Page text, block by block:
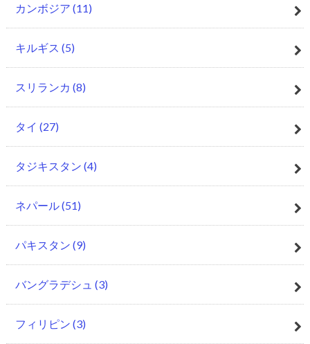
カンボジア (11)
キルギス (5)
スリランカ (8)
タイ (27)
タジキスタン (4)
ネパール(51)
パキスタン (9)
バングラデシュ (3)
フィリピン (3)